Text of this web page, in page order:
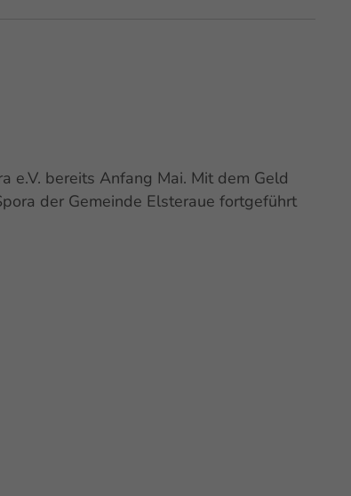
e.V. bereits Anfang Mai. Mit dem Geld
der Gemeinde Elsteraue fortgeführt